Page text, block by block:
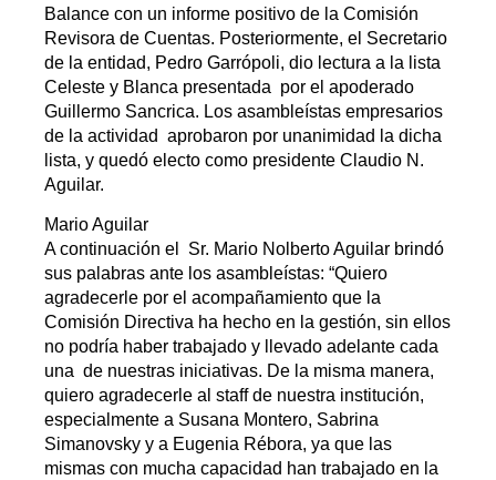
Balance con un informe positivo de la Comisión
Revisora de Cuentas. Posteriormente, el Secretario
de la entidad, Pedro Garrópoli, dio lectura a la lista
Celeste y Blanca presentada por el apoderado
Guillermo Sancrica. Los asambleístas empresarios
de la actividad aprobaron por unanimidad la dicha
lista, y quedó electo como presidente Claudio N.
Aguilar.
Mario Aguilar
A continuación el Sr. Mario Nolberto Aguilar brindó
sus palabras ante los asambleístas: “Quiero
agradecerle por el acompañamiento que la
Comisión Directiva ha hecho en la gestión, sin ellos
no podría haber trabajado y llevado adelante cada
una de nuestras iniciativas. De la misma manera,
quiero agradecerle al staff de nuestra institución,
especialmente a Susana Montero, Sabrina
Simanovsky y a Eugenia Rébora, ya que las
mismas con mucha capacidad han trabajado en la